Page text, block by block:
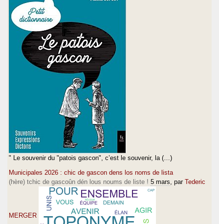
" Le souvenir du "patois gascon", c’est le souvenir, la (…)
Municipales 2026 : chic de gascon dens los noms de lista
(hère) tchic de gascoûn dén lous noums de liste ! 5 mars , par Tederic
MERGER